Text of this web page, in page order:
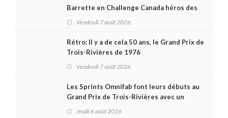
Barrette en Challenge Canada héros des
Vendredi 7 août 2026
Rétro: Il y a de cela 50 ans, le Grand Prix de
Trois-Rivières de 1976
Vendredi 7 août 2026
Les Sprints Omnifab font leurs débuts au
Grand Prix de Trois-Rivières avec un
Jeudi 6 août 2026